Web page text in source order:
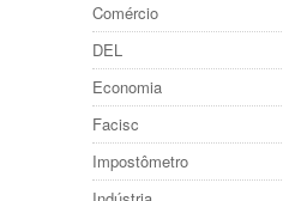
Comércio
DEL
Economia
Facisc
Impostômetro